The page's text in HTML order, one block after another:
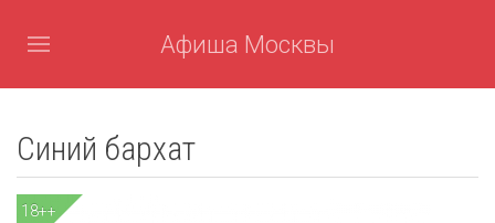
Афиша Москвы
Синий бархат
18++